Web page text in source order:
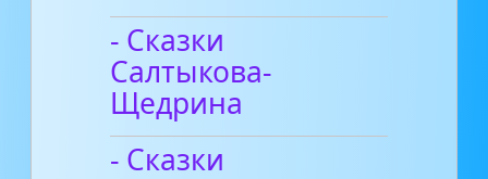
- Сказки
Салтыкова-
Щедрина
- Сказки